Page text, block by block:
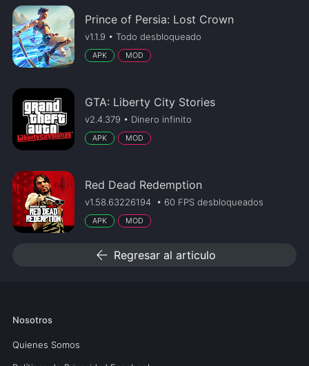
Prince of Persia: Lost Crown
v1.1.9 • Todo desbloqueado
APK MOD
GTA: Liberty City Stories
v2.4.379 • Dinero infinito
APK MOD
Red Dead Redemption
v1.58.63226194 • 60 FPS desbloqueados
APK MOD
arrow_back Regresar al articulo
Nosotros
Quienes Somos